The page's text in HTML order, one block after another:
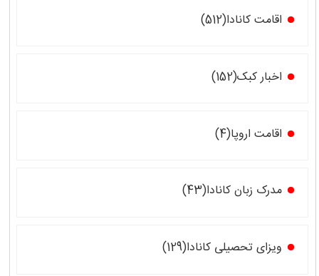
اقامت کانادا(512)
اخبار کبک(152)
اقامت اروپا(4)
مدرک زبان کانادا(43)
ویزای تحصیلی کانادا(129)